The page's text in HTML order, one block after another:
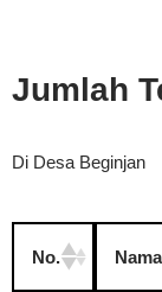
Jumlah
Di Desa Beginjan
No.